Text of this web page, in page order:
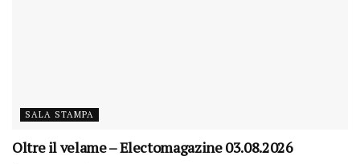
SALA STAMPA
Oltre il velame – Electomagazine 03.08.2026